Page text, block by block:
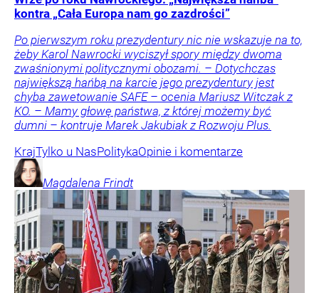
kontra „Cała Europa nam go zazdrości”
Po pierwszym roku prezydentury nic nie wskazuje na to,
żeby Karol Nawrocki wyciszył spory między dwoma
zwaśnionymi politycznymi obozami. – Dotychczas
największą hańbą na karcie jego prezydentury jest
chyba zawetowanie SAFE – ocenia Mariusz Witczak z
KO. – Mamy głowę państwa, z której możemy być
dumni – kontruje Marek Jakubiak z Rozwoju Plus.
KrajTylko u NasPolitykaOpinie i komentarze
Magdalena Frindt